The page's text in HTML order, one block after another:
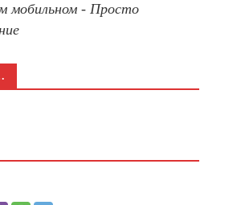
мобильном - Просто